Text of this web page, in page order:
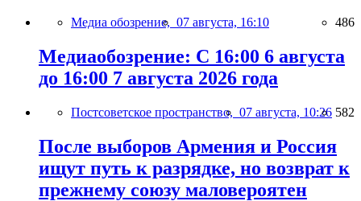
Медиа обозрение, 07 августа, 16:10 486
Медиаобозрение: С 16:00 6 августа
до 16:00 7 августа 2026 года
Постсоветское пространство, 07 августа, 10:26 582
После выборов Армения и Россия
ищут путь к разрядке, но возврат к
прежнему союзу маловероятен